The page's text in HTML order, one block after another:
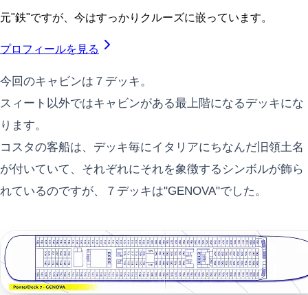
元"鉄"ですが、今はすっかりクルーズに嵌っています。
プロフィールを見る
今回のキャビンは７デッキ。
スィート以外ではキャビンがある最上階になるデッキにな
ります。
コスタの客船は、デッキ毎にイタリアにちなんだ旧領土名
が付いていて、それぞれにそれを象徴するシンボルが飾ら
れているのですが、７デッキは"GENOVA"でした。